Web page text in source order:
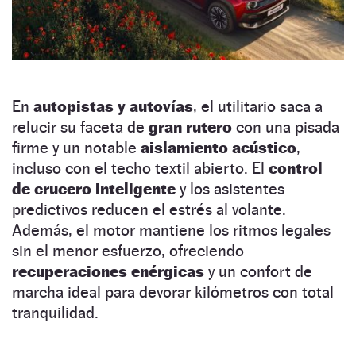
En autopistas y autovías, el utilitario saca a
relucir su faceta de gran rutero con una pisada
firme y un notable aislamiento acústico,
incluso con el techo textil abierto. El control
de crucero inteligente y los asistentes
predictivos reducen el estrés al volante.
Además, el motor mantiene los ritmos legales
sin el menor esfuerzo, ofreciendo
recuperaciones enérgicas y un confort de
marcha ideal para devorar kilómetros con total
tranquilidad.